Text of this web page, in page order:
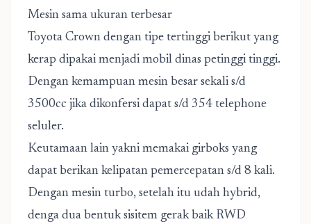
Mesin sama ukuran terbesar
Toyota Crown dengan tipe tertinggi berikut yang
kerap dipakai menjadi mobil dinas petinggi tinggi.
Dengan kemampuan mesin besar sekali s/d
3500cc jika dikonfersi dapat s/d 354 telephone
seluler.
Keutamaan lain yakni memakai girboks yang
dapat berikan kelipatan pemercepatan s/d 8 kali.
Dengan mesin turbo, setelah itu udah hybrid,
denga dua bentuk sisitem gerak baik RWD